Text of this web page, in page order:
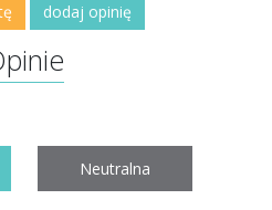
dodaj opinię
Neutralna